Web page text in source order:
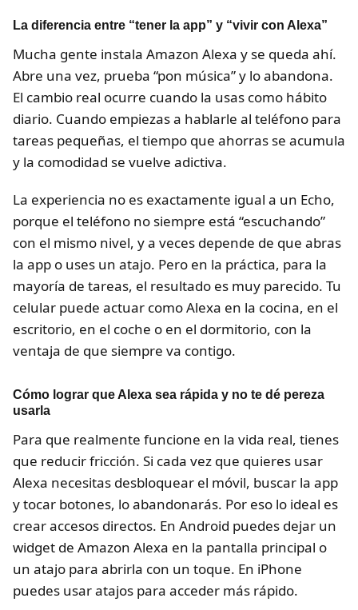
La diferencia entre “tener la app” y “vivir con Alexa”
Mucha gente instala Amazon Alexa y se queda ahí.
Abre una vez, prueba “pon música” y lo abandona.
El cambio real ocurre cuando la usas como hábito
diario. Cuando empiezas a hablarle al teléfono para
tareas pequeñas, el tiempo que ahorras se acumula
y la comodidad se vuelve adictiva.
La experiencia no es exactamente igual a un Echo,
porque el teléfono no siempre está “escuchando”
con el mismo nivel, y a veces depende de que abras
la app o uses un atajo. Pero en la práctica, para la
mayoría de tareas, el resultado es muy parecido. Tu
celular puede actuar como Alexa en la cocina, en el
escritorio, en el coche o en el dormitorio, con la
ventaja de que siempre va contigo.
Cómo lograr que Alexa sea rápida y no te dé pereza
usarla
Para que realmente funcione en la vida real, tienes
que reducir fricción. Si cada vez que quieres usar
Alexa necesitas desbloquear el móvil, buscar la app
y tocar botones, lo abandonarás. Por eso lo ideal es
crear accesos directos. En Android puedes dejar un
widget de Amazon Alexa en la pantalla principal o
un atajo para abrirla con un toque. En iPhone
puedes usar atajos para acceder más rápido.